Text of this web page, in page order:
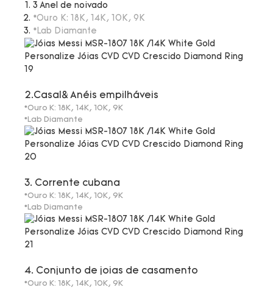
3 Anel de noivado
*Ouro K: 18K, 14K, 10K, 9K
*Lab Diamante
2.Casal& Anéis empilháveis
*Ouro K: 18K, 14K, 10K, 9K
*Lab Diamante
3. Corrente cubana
*Ouro K: 18K, 14K, 10K, 9K
*Lab Diamante
4. Conjunto de joias de casamento
*Ouro K: 18K, 14K, 10K, 9K